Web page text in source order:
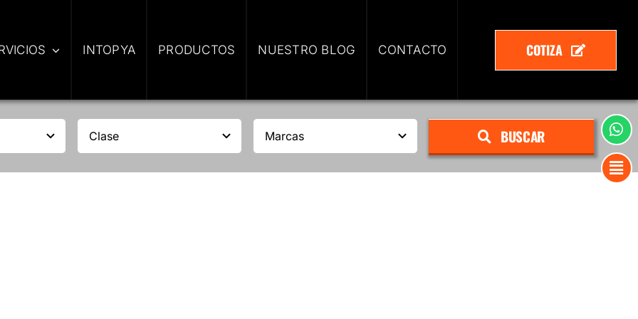
INTOPYA PRODUCTOS NUESTRO BLOG CONTACTO COTIZA
BUSCAR